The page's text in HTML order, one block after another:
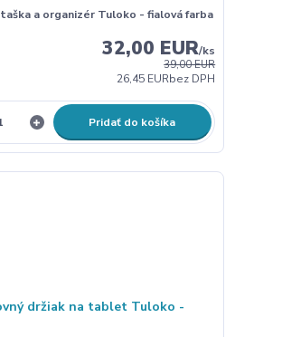
a organizér Tuloko - fialová farba
39,00 EUR
32,00 EUR/ks
26,45 EURbez DPH
Pridať do košíka